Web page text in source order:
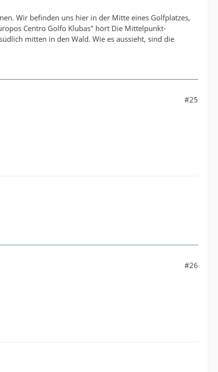
Wir befinden uns hier in der Mitte eines Golfplatzes,
Centro Golfo Klubas" hört Die Mittelpunkt-
mitten in den Wald. Wie es aussieht, sind die
#25
#26